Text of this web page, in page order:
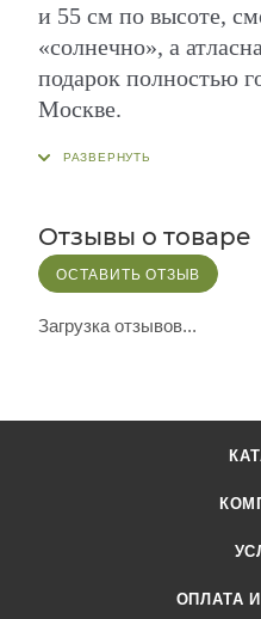
и 55 см по высоте,
«солнечно», а
подарок полностью
Москве.
Отзывы о товаре
ОСТАВИТЬ ОТЗЫВ
Загрузка отзывов...
ОПЛАТА